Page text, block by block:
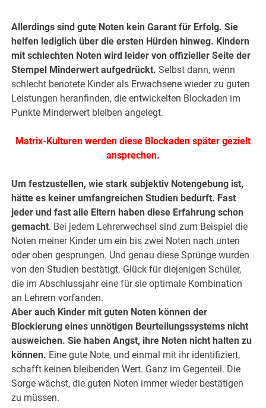
Allerdings sind gute Noten kein Garant für Erfolg. Sie
helfen lediglich über die ersten Hürden hinweg. Kindern
mit schlechten Noten wird leider von offizieller Seite der
Stempel Minderwert aufgedrückt.Selbst dann, wenn
schlecht benotete Kinder als Erwachsene wieder zu guten
Leistungen heranfinden, die entwickelten Blockaden im
Punkte Minderwert bleiben angelegt.
Matrix-Kulturen werden diese Blockaden später gezielt
ansprechen.
Um festzustellen, wie stark subjektiv Notengebung ist,
hätte es keiner umfangreichen Studien bedurft. Fast
jeder und fast alle Eltern haben diese Erfahrung schon
gemacht. Bei jedem Lehrerwechsel sind zum Beispiel die
Noten meiner Kinder um ein bis zwei Noten nach unten
oder oben gesprungen. Und genau diese Sprünge wurden
von den Studien bestätigt. Glück für diejenigen Schüler,
die im Abschlussjahr eine für sie optimale Kombination
an Lehrern vorfanden.
Aber auch Kinder mit guten Noten können der
Blockierung eines unnötigen Beurteilungssystems nicht
ausweichen. Sie haben Angst, ihre Noten nicht halten zu
können. Eine gute Note, und einmal mit ihr identifiziert,
schafft keinen bleibenden Wert. Ganz im Gegenteil. Die
Sorge wächst, die guten Noten immer wieder bestätigen
zu müssen.